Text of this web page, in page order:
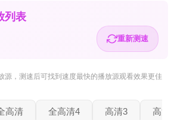
列表
重新测速
源 ，测速后可找到速度最快的播放源观看效果更佳
高清 全高清4 高清3 高清2